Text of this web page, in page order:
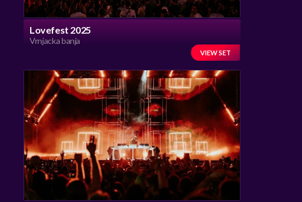
Lovefest 2025
Vrnjacka banja
VIEW SET